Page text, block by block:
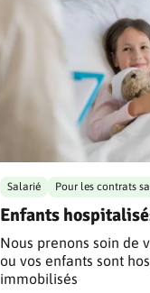
Enfants
Salarié Pour les contrats
Nous prenons soin de
ou vos enfants sont
immobilisés